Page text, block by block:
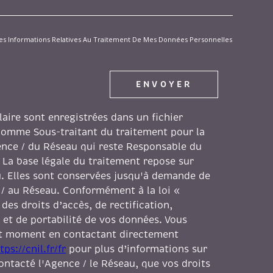
Informations Relatives Au Traitement De Mes Données Personnelles
ENVOYER
sont enregistrées dans un fichier
Sous-traitant du traitement pour la
/ du Réseau qui reste Responsable du
base légale du traitement repose sur
sont conservées jusqu'à demande de
au Réseau. Conformément à la loi «
droits d’accès, de rectification,
de portabilité de vos données. Vous
en contactant directement
cnil.fr/fr pour plus d’informations sur
l'Agence / le Réseau, que vos droits